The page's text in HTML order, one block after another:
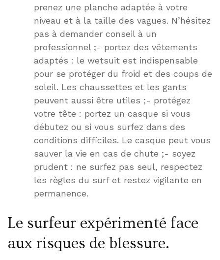
prenez une planche adaptée à votre
niveau et à la taille des vagues. N’hésitez
pas à demander conseil à un
professionnel ;- portez des vêtements
adaptés : le wetsuit est indispensable
pour se protéger du froid et des coups de
soleil. Les chaussettes et les gants
peuvent aussi être utiles ;- protégez
votre tête : portez un casque si vous
débutez ou si vous surfez dans des
conditions difficiles. Le casque peut vous
sauver la vie en cas de chute ;- soyez
prudent : ne surfez pas seul, respectez
les règles du surf et restez vigilante en
permanence.
Le surfeur expérimenté face
aux risques de blessure.